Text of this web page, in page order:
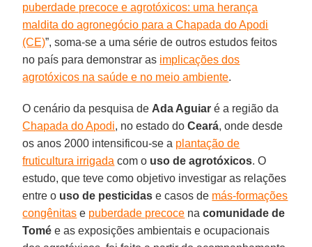
puberdade precoce e agrotóxicos: uma herança
maldita do agronegócio para a Chapada do Apodi
(CE)”, soma-se a uma série de outros estudos feitos
no país para demonstrar as implicações dos
agrotóxicos na saúde e no meio ambiente.
O cenário da pesquisa de Ada Aguiar é a região da
Chapada do Apodi, no estado doCeará, onde desde
os anos 2000 intensificou-se a plantação de
fruticultura irrigada com o uso de agrotóxicos. O
estudo, que teve como objetivo investigar as relações
entre o uso de pesticidas e casos de más-formações
congênitas e puberdade precoce na comunidade de
Tomé e as exposições ambientais e ocupacionais